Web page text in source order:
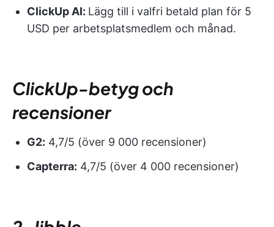
ClickUp AI: Lägg till i valfri betald plan för 5
USD per arbetsplatsmedlem och månad.
ClickUp-betyg och
recensioner
G2: 4,7/5 (över 9 000 recensioner)
Capterra: 4,7/5 (över 4 000 recensioner)